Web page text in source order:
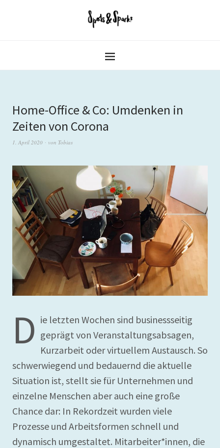
Home-Office & Co: Umdenken in
Zeiten von Corona
1. April 2020 von Tobias
D ie letzten Wochen sind businessseitig
geprägt von Veranstaltungsabsagen,
Kurzarbeit oder virtuellem Austausch. So
schwerwiegend und bedauernd die aktuelle
Situation ist, stellt sie für Unternehmen und
einzelne Menschen aber auch eine große
Chance dar: In Rekordzeit wurden viele
Prozesse und Arbeitsformen schnell und
dynamisch umgestaltet. Mitarbeiter*innen, die